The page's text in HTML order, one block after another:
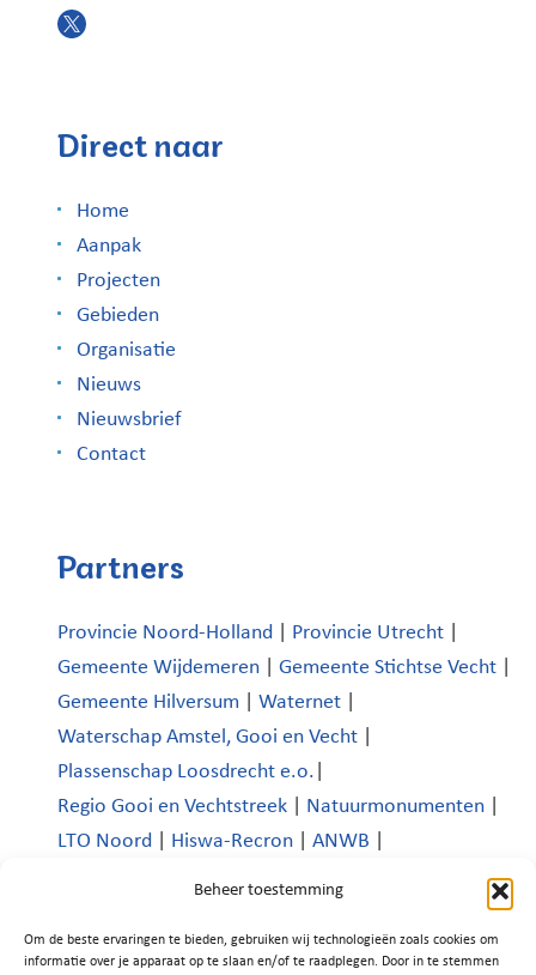
Beheer toestemming
Om de beste ervaringen te bieden, gebruiken wij technologieën zoals cookies om
informatie over je apparaat op te slaan en/of te raadplegen. Door in te stemmen
Direct naar
Home
Aanpak
Projecten
Gebieden
Organisatie
Nieuws
Nieuwsbrief
Contact
Partners
Provincie Noord-Holland Provincie Utrecht
Gemeente Wijdemeren
Gemeente Stichtse Vecht
Gemeente Hilversum
Waternet
Waterschap Amstel, Gooi en Vecht
Plassenschap Loosdrecht e.o.
Regio Gooi en Vechtstreek
Natuurmonumenten
LTO Noord
Hiswa-Recron ANWB
Platform Recreatie en Toerisme Wijdemeren|